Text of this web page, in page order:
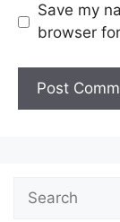
Save my
browser